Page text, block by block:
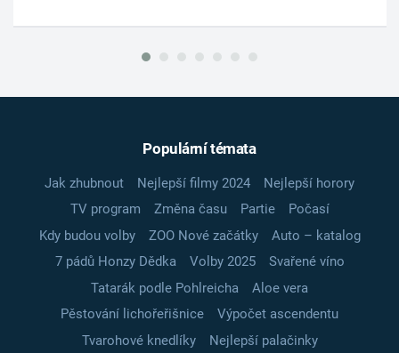
Populární témata
Jak zhubnout Nejlepší filmy 2024
Nejlepší horory
TV program
Změna času Partie
Počasí
Kdy budou volby
ZOO Nové začátky
Auto – katalog
7 pádů Honzy Dědka
Volby 2025
Svařené víno
Tatarák podle Pohlreicha
Aloe vera
Pěstování lichořeřišnice
Výpočet ascendentu
Tvarohové knedlíky
Nejlepší palačinky